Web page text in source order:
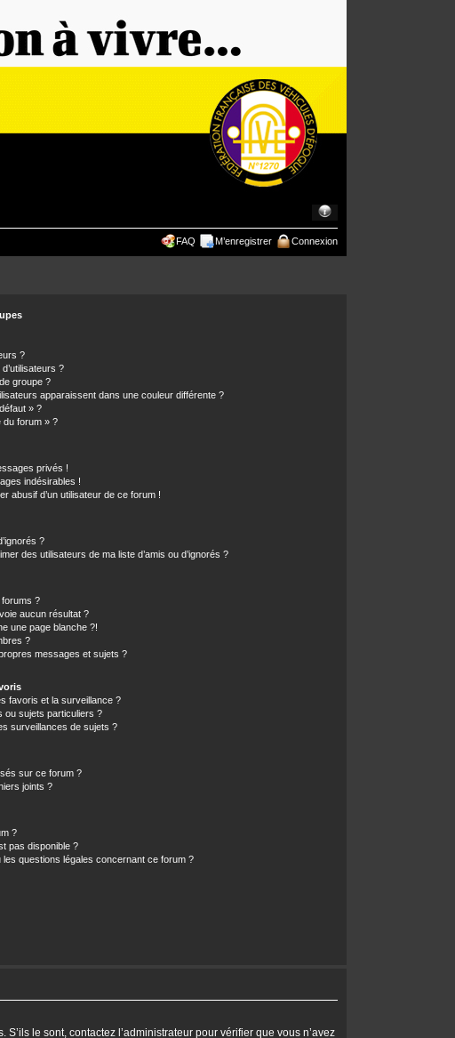
FAQ M’enregistrer Connexion
?
?
groupe ?
apparaissent dans une couleur différente ?
» ?
du forum » ?
privés !
indésirables !
abusif d’un utilisateur de ce forum !
?
des utilisateurs de ma liste d’amis ou d’ignorés ?
?
aucun résultat ?
une page blanche ?!
?
messages et sujets ?
favoris et la surveillance ?
ou sujets particuliers ?
surveillances de sujets ?
sur ce forum ?
joints ?
?
pas disponible ?
questions légales concernant ce forum ?
le sont, contactez l’administrateur pour vérifier que vous n’avez